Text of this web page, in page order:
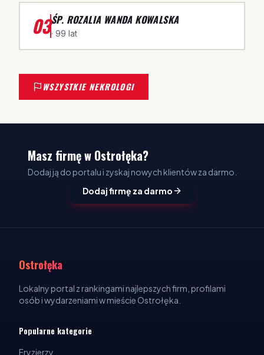
03ŚP. ROZALIA WANDA KOWALSKA
· 99 lat
WSZYSTKIE NEKROLOGI
Masz firmę w Ostrołęka?
Dodaj ją do portalu i zyskaj nowych klientów za darmo.
Dodaj firmę za darmo
Ostrołęka
Lokalny portal z rankingami najlepszych firm, profilami
osób i wydarzeniami w mieście Ostrołęka.
Popularne kategorie
Fryzjerzy